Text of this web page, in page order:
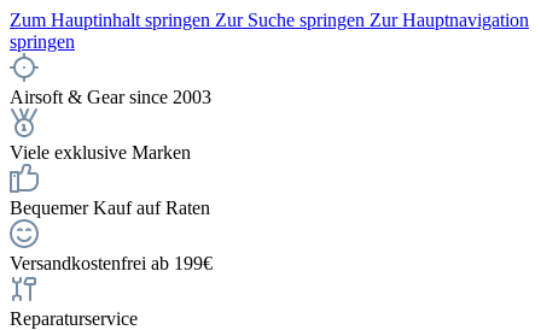
Zum Hauptinhalt springen Zur Suche springen Zur Hauptnavigation
springen
Airsoft & Gear since 2003
Viele exklusive Marken
Bequemer Kauf auf Raten
Versandkostenfrei ab 199€
Reparaturservice